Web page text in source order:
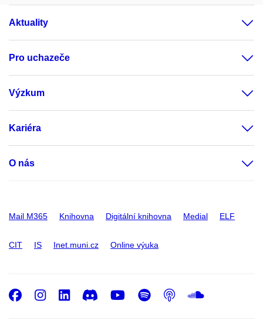
Aktuality
Pro uchazeče
Výzkum
Kariéra
O nás
Mail M365 Knihovna Digitální knihovna Medial ELF
CIT IS Inet.muni.cz Online výuka
Facebook
Instagram
LinkedIn
DiscordYoutube
Spotify
Podcast